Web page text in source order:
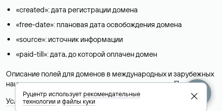
«created»: дата регистрации домена
«free-date»: плановая дата освобождения домена
«source»: источник информации
«paid-till»: дата, до которой оплачен домен
Описание полей для доменов в международных и зарубежных
национальных доменах представлены в разделе «Помощь».
Условия использования Whois-сервиса
Руцентр используетрекомендательные
технологииифайлы куки